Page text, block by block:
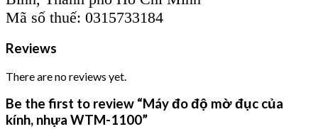
Mã số thuế: 0315733184
Reviews
There are no reviews yet.
Be the first to review “Máy đo độ mờ đục của
kính, nhựa WTM-1100”